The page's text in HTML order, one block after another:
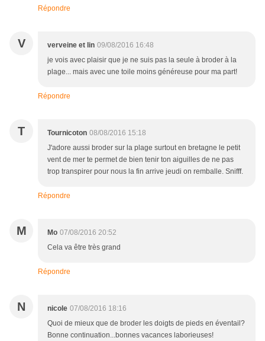
Répondre
V verveine et lin 09/08/2016 16:48
je vois avec plaisir que je ne suis pas la seule à broder à la
plage... mais avec une toile moins généreuse pour ma part!
Répondre
T Tournicoton 08/08/2016 15:18
J'adore aussi broder sur la plage surtout en bretagne le petit
vent de mer te permet de bien tenir ton aiguilles de ne pas
trop transpirer pour nous la fin arrive jeudi on remballe. Snifff.
Répondre
M Mo 07/08/2016 20:52
Cela va être très grand
Répondre
N nicole 07/08/2016 18:16
Quoi de mieux que de broder les doigts de pieds en éventail?
Bonne continuation...bonnes vacances laborieuses!